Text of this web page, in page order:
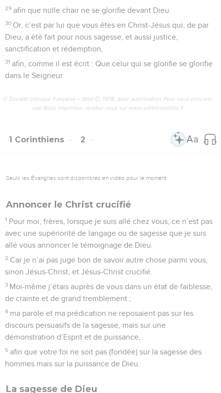
29 afin que nulle chair ne se glorifie devant Dieu.
30 Or, c’est par lui que vous êtes en Christ-Jésus qui, de par
Dieu, a été fait pour nous sagesse, et aussi justice,
sanctification et rédemption,
31 afin, comme il est écrit : Que celui qui se glorifie se glorifie
dans le Seigneur.
© Société biblique française – Bibli’O, 1978, avec autorisation. Pour vous procurer
une Bible imprimée, rendez-vous sur www.editionsbiblio.fr
1 Corinthiens 2
Seuls les Évangiles sont disponibles en vidéo pour le moment.
Annoncer le Christ crucifié
1 Pour moi, frères, lorsque je suis allé chez vous, ce n’est pas
avec une supériorité de langage ou de sagesse que je suis
allé vous annoncer le témoignage de Dieu.
2 Car je n’ai pas jugé bon de savoir autre chose parmi vous,
sinon Jésus-Christ, et Jésus-Christ crucifié.
3 Moi-même j’étais auprès de vous dans un état de faiblesse,
de crainte et de grand tremblement ;
4 ma parole et ma prédication ne reposaient pas sur les
discours persuasifs de la sagesse, mais sur une
démonstration d’Esprit et de puissance,
5 afin que votre foi ne soit pas (fondée) sur la sagesse des
hommes mais sur la puissance de Dieu.
La sagesse de Dieu